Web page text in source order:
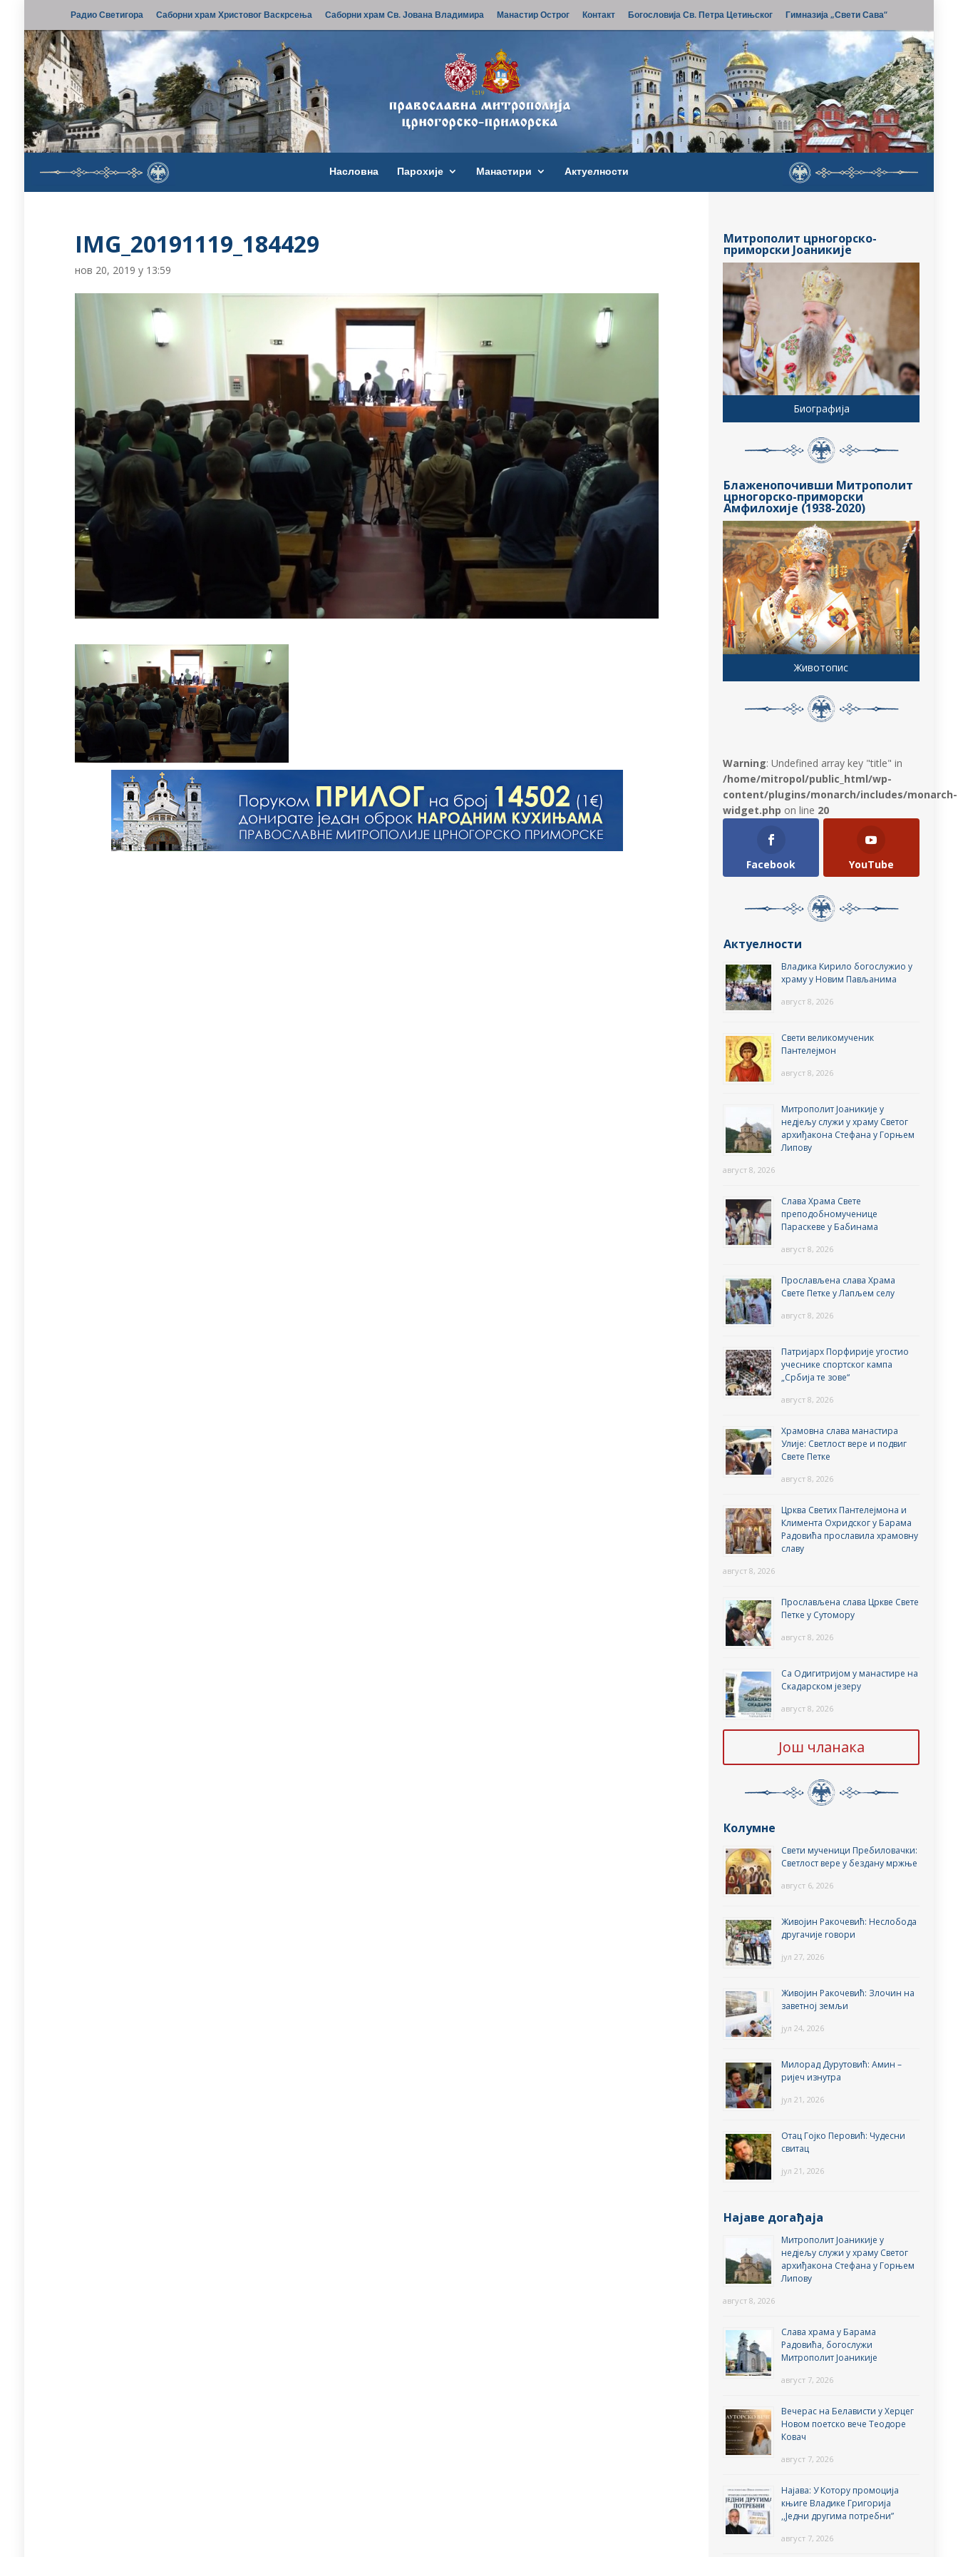
Радио Светигора Саборни храм Христовог Васкрсења Саборни храм Св. Јована Владимира Манастир Острог Контакт Богословија Св. Петра Цетињског Гимназија „Свети Сава“
Насловна Парохије Манастири Актуелности
IMG_20191119_184429
нов 20, 2019 у 13:59
Митрополит црногорско-
приморски Јоаникије
Биографија
Блаженопочивши Митрополит
црногорско-приморски
Амфилохије (1938-2020)
Животопис
Warning: Undefined array key "title" in
/home/mitropol/public_html/wp-
content/plugins/monarch/includes/monarch-
widget.php on line 20
Facebook YouTube
Актуелности
Владика Кирило богослужио у
храму у Новим Пављанима
август 8, 2026
Свети великомученик
Пантелејмон
август 8, 2026
Митрополит Јоаникије у
недјељу служи у храму Светог
архиђакона Стефана у Горњем
Липову
август 8, 2026
Слава Храма Свете
преподобномученице
Параскеве у Бабинама
август 8, 2026
Прослављена слава Храма
Свете Петке у Лапљем селу
август 8, 2026
Патријарх Порфирије угостио
учеснике спортског кампа
„Србија те зове“
август 8, 2026
Храмовна слава манастира
Улије: Светлост вере и подвиг
Свете Петке
август 8, 2026
Црква Светих Пантелејмона и
Климента Охридског у Барама
Радовића прославила храмовну
славу
август 8, 2026
Прослављена слава Цркве Свете
Петке у Сутомору
август 8, 2026
Са Одигитријом у манастире на
Скадарском језеру
август 8, 2026
Још чланака
Колумне
Свети мученици Пребиловачки:
Светлост вере у бездану мржње
август 6, 2026
Живојин Ракочевић: Неслобода
другачије говори
јул 27, 2026
Живојин Ракочевић: Злочин на
заветној земљи
јул 24, 2026
Милорад Дурутовић: Амин –
ријеч изнутра
јул 21, 2026
Отац Гојко Перовић: Чудесни
свитац
јул 21, 2026
Најаве догађаја
Митрополит Јоаникије у
недјељу служи у храму Светог
архиђакона Стефана у Горњем
Липову
август 8, 2026
Слава храма у Барама
Радовића, богослужи
Митрополит Јоаникије
август 7, 2026
Вечерас на Белависти у Херцег
Новом поетско вече Теодоре
Ковач
август 7, 2026
Најава: У Котору промоција
књиге Владике Григорија
,,Једни другима потребни”
август 7, 2026